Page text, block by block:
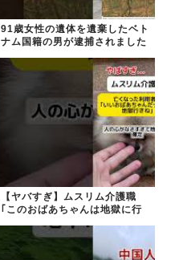
91歳女性の遺体を遺棄したベト
ナム国籍の男が逮捕されました
【ヤバすぎ】ムスリム介護職
｢このおばあちゃんは地獄に行